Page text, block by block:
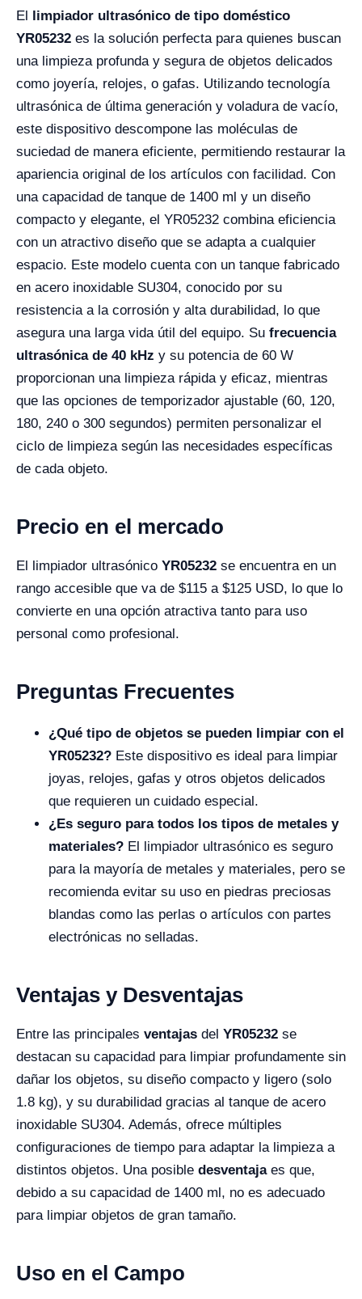
El limpiador ultrasónico de tipo doméstico
YR05232 es la solución perfecta para quienes buscan
una limpieza profunda y segura de objetos delicados
como joyería, relojes, o gafas. Utilizando tecnología
ultrasónica de última generación y voladura de vacío,
este dispositivo descompone las moléculas de
suciedad de manera eficiente, permitiendo restaurar la
apariencia original de los artículos con facilidad. Con
una capacidad de tanque de 1400 ml y un diseño
compacto y elegante, el YR05232 combina eficiencia
con un atractivo diseño que se adapta a cualquier
espacio. Este modelo cuenta con un tanque fabricado
en acero inoxidable SU304, conocido por su
resistencia a la corrosión y alta durabilidad, lo que
asegura una larga vida útil del equipo. Su frecuencia
ultrasónica de 40 kHz y su potencia de 60 W
proporcionan una limpieza rápida y eficaz, mientras
que las opciones de temporizador ajustable (60, 120,
180, 240 o 300 segundos) permiten personalizar el
ciclo de limpieza según las necesidades específicas
de cada objeto.
Precio en el mercado
El limpiador ultrasónico YR05232 se encuentra en un
rango accesible que va de $115 a $125 USD, lo que lo
convierte en una opción atractiva tanto para uso
personal como profesional.
Preguntas Frecuentes
¿Qué tipo de objetos se pueden limpiar con el
YR05232? Este dispositivo es ideal para limpiar
joyas, relojes, gafas y otros objetos delicados
que requieren un cuidado especial.
¿Es seguro para todos los tipos de metales y
materiales? El limpiador ultrasónico es seguro
para la mayoría de metales y materiales, pero se
recomienda evitar su uso en piedras preciosas
blandas como las perlas o artículos con partes
electrónicas no selladas.
Ventajas y Desventajas
Entre las principales ventajas del YR05232 se
destacan su capacidad para limpiar profundamente sin
dañar los objetos, su diseño compacto y ligero (solo
1.8 kg), y su durabilidad gracias al tanque de acero
inoxidable SU304. Además, ofrece múltiples
configuraciones de tiempo para adaptar la limpieza a
distintos objetos. Una posible desventajaes que,
debido a su capacidad de 1400 ml, no es adecuado
para limpiar objetos de gran tamaño.
Uso en el Campo